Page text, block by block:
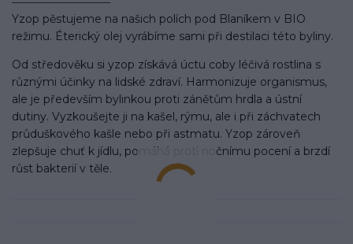
Yzop pěstujeme na našich polích pod Blaníkem v BIO
režimu. Éterický olej vyrábíme sami při destilaci této byliny.
Od středověku si yzop získává úctu coby léčivá rostlina s
různými účinky na lidské zdraví. Harmonizuje organismus,
ale je především bylinkou proti zánětům hrdla a ústní
dutiny. Vyzkoušejte ji na kašel, rýmu, ale i při záchvatech
průduškového kašle nebo při astmatu. Yzop zároveň
zlepšuje chuť k jídlu, pomáhá proti nočnímu pocení a brzdí
růst bakterií v těle.